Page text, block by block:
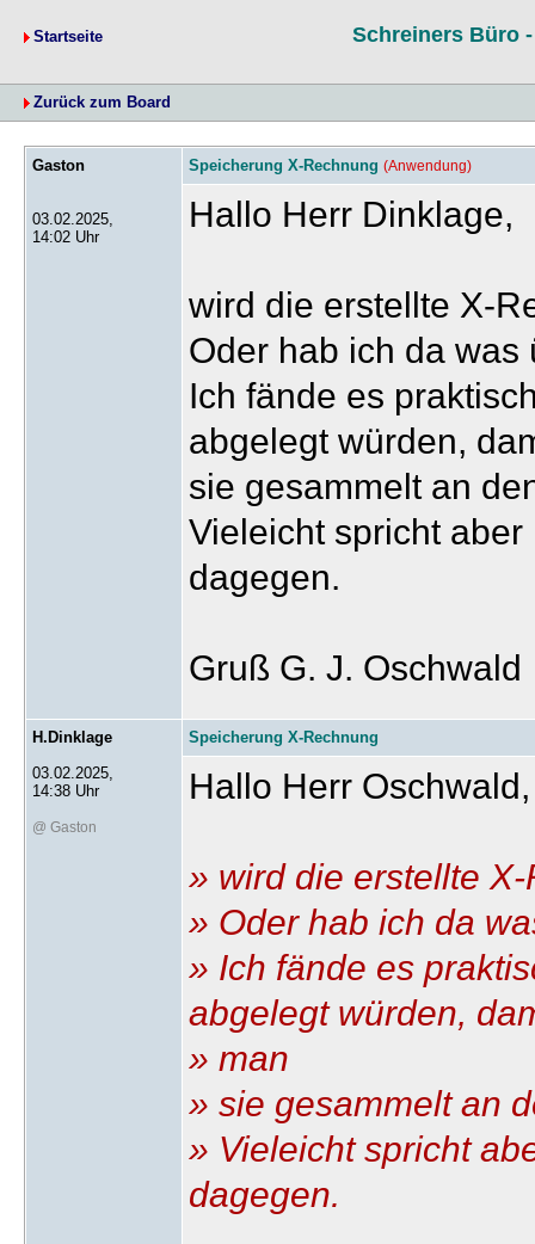
Startseite Schreiners Büro
Zurück zum Board
Gaston
03.02.2025,
14:02 Uhr
Speicherung X-Rechnung (Anwendung)
Hallo Herr Dinklage,
wird die erstellte X-
Oder hab ich da was
Ich fände es
abgelegt würden,
sie gesammelt an
Vieleicht spricht
dagegen.
Gruß G. J. Oschwald
H.Dinklage
03.02.2025,
14:38 Uhr
@ Gaston
Speicherung X-Rechnung
Hallo Herr Oschwald,
» wird die erstellte
» Oder hab ich da
» Ich fände es
abgelegt würden,
» man
» sie gesammelt an
» Vieleicht spricht
dagegen.